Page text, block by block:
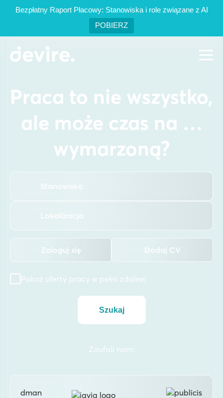
Bezpłatny Raport Płacowy: Stanowiska i role związane z AI
POBIERZ
Oferty pracy
Case studies
Baza wiedzy
Praca to nie wszystko,
ale może czas na …
wymarzoną?
Pokaż oferty pracy w pełni zdalnej
Zaloguj się Dodaj CV
Szukaj
Zaufali nam: